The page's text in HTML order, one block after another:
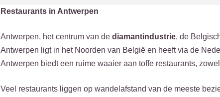
Restaurants in Antwerpen
Antwerpen, het centrum van dediamantindustrie, de
Antwerpen ligt in het Noorden van België en heeft via de
Antwerpen biedt een ruime waaier aan toffe restaurants,
Veel restaurants liggen op wandelafstand van de meeste